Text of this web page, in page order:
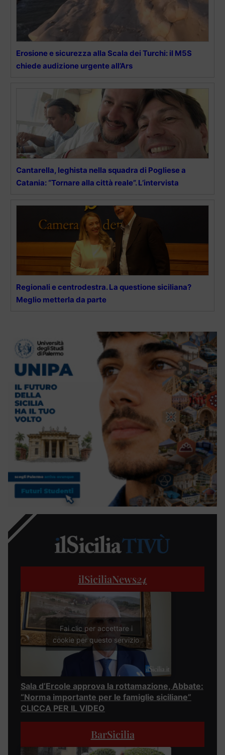
Erosione e sicurezza alla Scala dei Turchi: il M5S
chiede audizione urgente all’Ars
Cantarella, leghista nella squadra di Pogliese a
Catania: “Tornare alla città reale”. L’intervista
Regionali e centrodestra. La questione siciliana?
Meglio metterla da parte
ilSiciliaNews24
Fai clic per accettare i
cookie per questo servizio
Sala d’Ercole approva la rottamazione, Abbate:
“Norma importante per le famiglie siciliane”
CLICCA PER IL VIDEO
BarSicilia